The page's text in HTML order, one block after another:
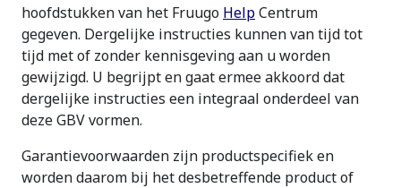
hoofdstukken van het Fruugo HelpCentrum
gegeven. Dergelijke instructies kunnen van tijd tot
tijd met of zonder kennisgeving aan u worden
gewijzigd. U begrijpt en gaat ermee akkoord dat
dergelijke instructies een integraal onderdeel van
deze GBV vormen.
Garantievoorwaarden zijn productspecifiek en
worden daarom bij het desbetreffende product of